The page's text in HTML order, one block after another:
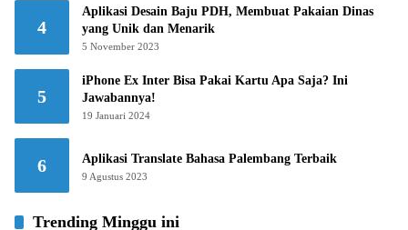
4
Aplikasi Desain Baju PDH, Membuat Pakaian Dinas
yang Unik dan Menarik
5 November 2023
5
iPhone Ex Inter Bisa Pakai Kartu Apa Saja? Ini
Jawabannya!
19 Januari 2024
6 Aplikasi Translate Bahasa Palembang Terbaik
9 Agustus 2023
Trending Minggu ini